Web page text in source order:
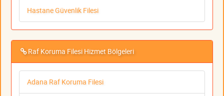
Hastane Güvenlik Filesi
Raf Koruma Filesi Hizmet Bölgeleri
Adana Raf Koruma Filesi